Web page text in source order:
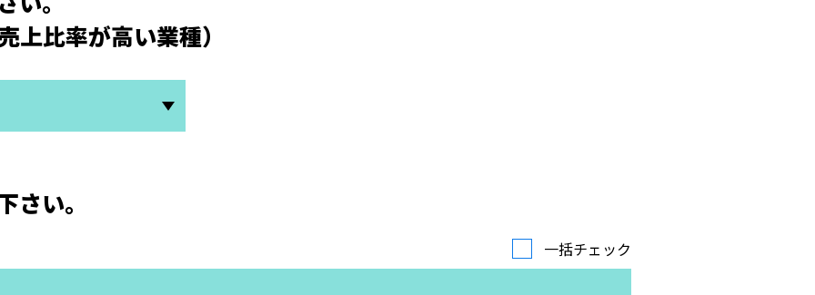
上比率が高い業種）
さい。
一括チェック